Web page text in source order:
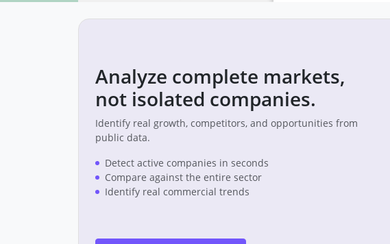
Analyze complete markets,
not isolated companies.
Identify real growth, competitors, and opportunities from
public data.
Detect active companies in seconds
Compare against the entire sector
Identify real commercial trends